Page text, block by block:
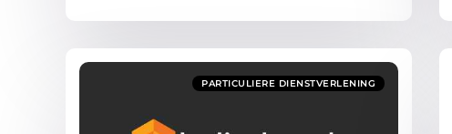
PARTICULIERE DIENSTVERLENING